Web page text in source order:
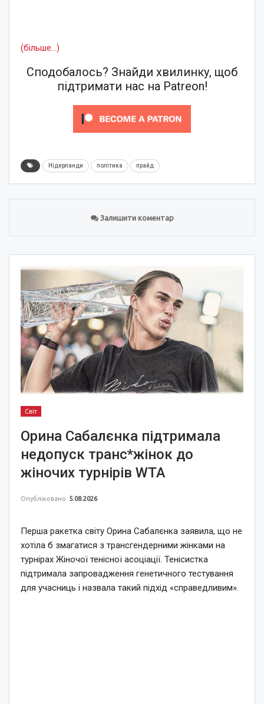
(більше…)
Сподобалось? Знайди хвилинку, щоб
підтримати нас на Patreon!
Нідерланди політика прайд
Залишити коментар
Світ
Орина Сабалєнка підтримала
недопуск транс*жінок до
жіночих турнірів WTA
Опубліковано 5.08.2026
Перша ракетка світу Орина Сабалєнка заявила, що не
хотіла б змагатися з трансгендерними жінками на
турнірах Жіночої тенісної асоціації. Тенісистка
підтримала запровадження генетичного тестування
для учасниць і назвала такий підхід «справедливим».